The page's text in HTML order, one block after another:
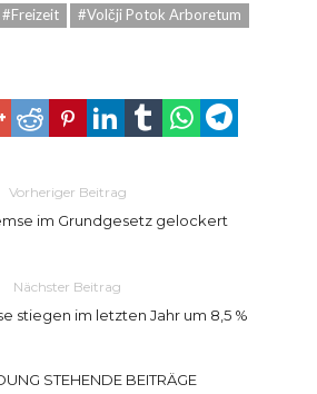
#Freizeit
#Volčji Potok Arboretum
Vorheriger Beitrag
im Grundgesetz gelockert
Nächster Beitrag
stiegen im letzten Jahr um 8,5 %
STEHENDE BEITRÄGE